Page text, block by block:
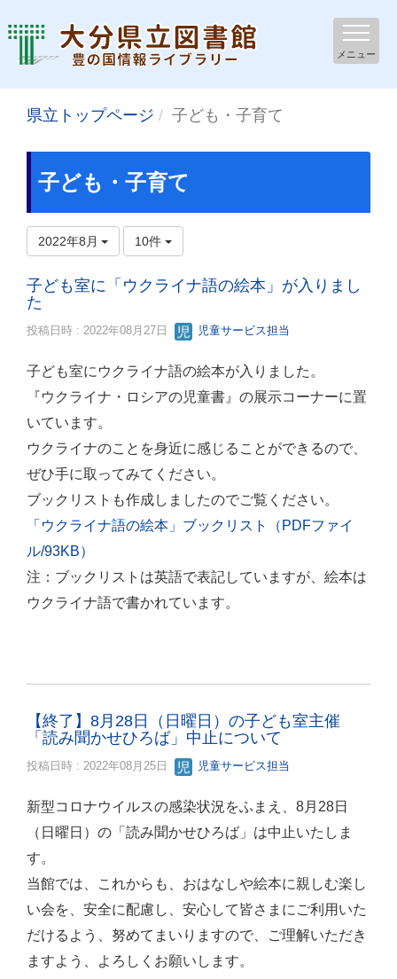
メニュー
県立トップページ 子ども・子育て
子ども・子育て
2022年8月 10件
子ども室に「ウクライナ語の絵本」が入りまし
た
投稿日時 : 2022年08月27日 児童サービス担当
子ども室にウクライナ語の絵本が入りました。
『ウクライナ・ロシアの児童書』の展示コーナーに置
いています。
ウクライナのことを身近に感じることができるので、
ぜひ手に取ってみてください。
ブックリストも作成しましたのでご覧ください。
「ウクライナ語の絵本」ブックリスト（PDFファイ
ル/93KB）
注：ブックリストは英語で表記していますが、絵本は
ウクライナ語で書かれています。
【終了】8月28日（日曜日）の子ども室主催
「読み聞かせひろば」中止について
投稿日時 : 2022年08月25日 児童サービス担当
新型コロナウイルスの感染状況をふまえ、8月28日
（日曜日）の「読み聞かせひろば」は中止いたしま
す。
当館では、これからも、おはなしや絵本に親しむ楽し
い会を、安全に配慮し、安心して皆さまにご利用いた
だけるよう、努めてまいりますので、ご理解いただき
ますよう、よろしくお願いします。